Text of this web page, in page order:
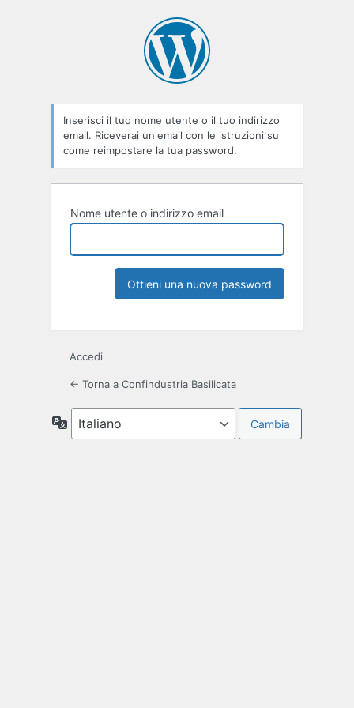
Inserisci il tuo nome utente o il tuo indirizzo
email. Riceverai un'email con le istruzioni su
come reimpostare la tua password.
Nome utente o indirizzo email
Accedi
← Torna a Confindustria Basilicata
Lingua